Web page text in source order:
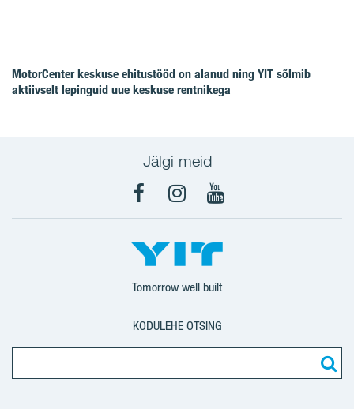
MotorCenter keskuse ehitustööd on alanud ning YIT sõlmib
aktiivselt lepinguid uue keskuse rentnikega
Jälgi meid
FacebookInstagram
YouTube
Tomorrow well built
KODULEHE OTSING